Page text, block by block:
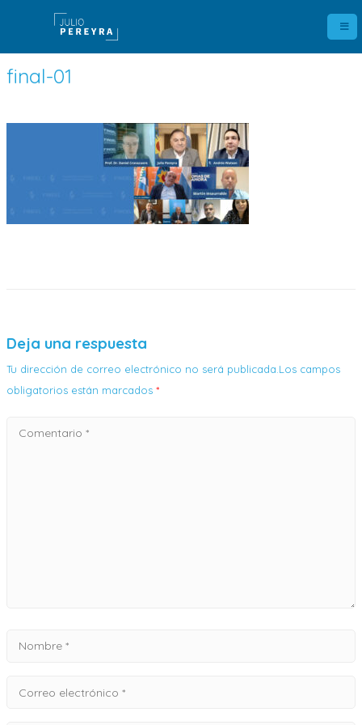
final-01
Deja una respuesta
Tu dirección de correo electrónico no será publicada.Los campos
obligatorios están marcados *